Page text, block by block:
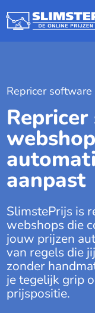
Repricer
aanpast
SlimstePrijs is
webshops die
jouw prijzen
van regels die
zonder
je tegelijk grip
prijspositie.